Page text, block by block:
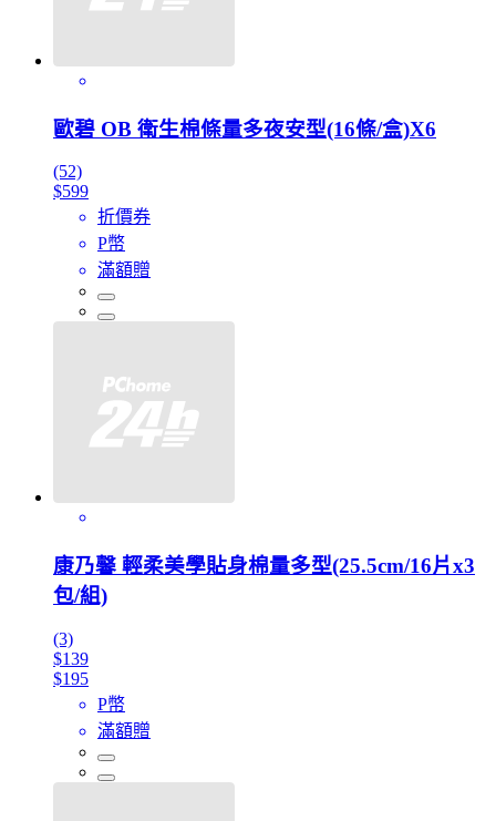
歐碧 OB 衛生棉條量多夜安型(16條/盒)X6
(52)
$599
折價券
P幣
滿額贈
康乃馨 輕柔美學貼身棉量多型(25.5cm/16片x3
包/組)
(3)
$139
$195
P幣
滿額贈